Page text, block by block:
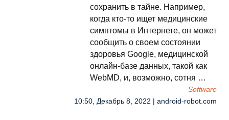
сохранить в тайне. Например,
когда кто-то ищет медицинские
симптомы в Интернете, он может
сообщить о своем состоянии
здоровья Google, медицинской
онлайн-базе данных, такой как
WebMD, и, возможно, сотня …
Software
10:50, Декабрь 8, 2022 | android-robot.com